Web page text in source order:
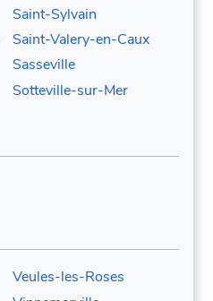
Saint-Sylvain
Saint-Valery-en-Caux
Sasseville
Sotteville-sur-Mer
Veules-les-Roses